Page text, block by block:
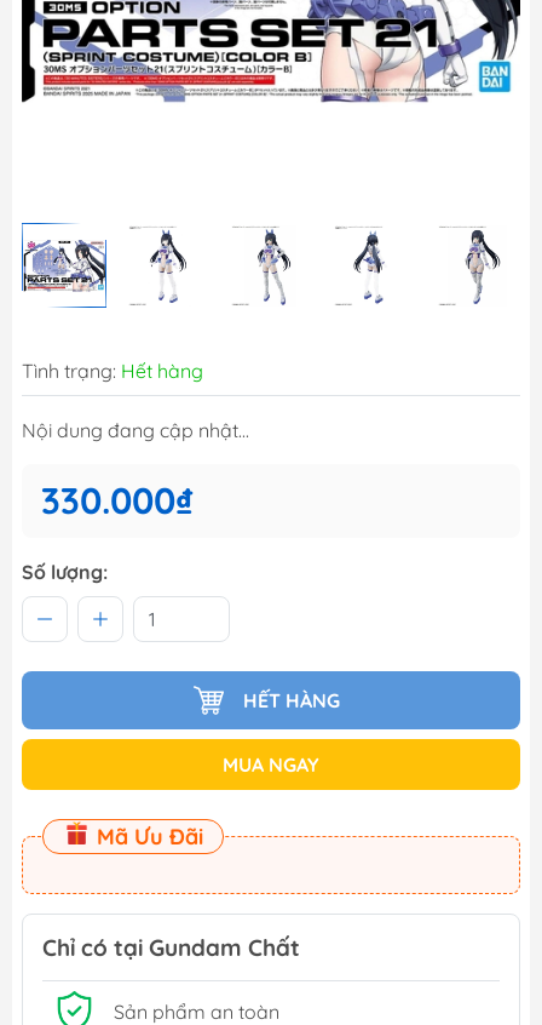
Tình trạng: Hết hàng
Nội dung đang cập nhật...
330.000₫
Số lượng:
HẾT HÀNG
MUA NGAY
Mã Ưu Đãi
Chỉ có tại Gundam Chất
Sản phẩm an toàn